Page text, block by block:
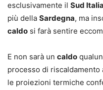
esclusivamente il Sud Italia
più della Sardegna, ma
caldo si farà sentire
E non sarà un caldo
processo di riscaldamento
le proiezioni termiche